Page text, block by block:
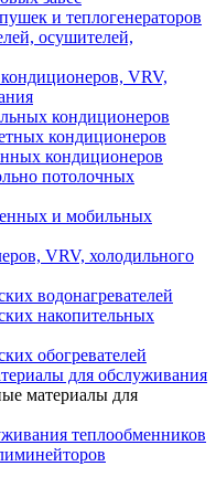
и теплогенераторов
осушителей,
VRV,
кондиционеров
кондиционеров
кондиционеров
потолочных
и мобильных
VRV, холодильного
водонагревателей
накопительных
обогревателей
для обслуживания
материалы для
теплообменников